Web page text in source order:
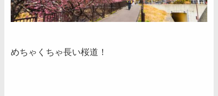
めちゃくちゃ長い桜道！